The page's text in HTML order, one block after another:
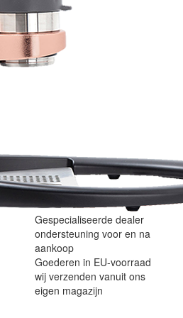
Gespecialiseerde dealer
ondersteuning voor en na
aankoop
Goederen in EU-voorraad
wij verzenden vanuit ons
eigen magazijn